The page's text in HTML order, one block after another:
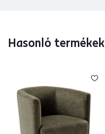
Hasonló termékek